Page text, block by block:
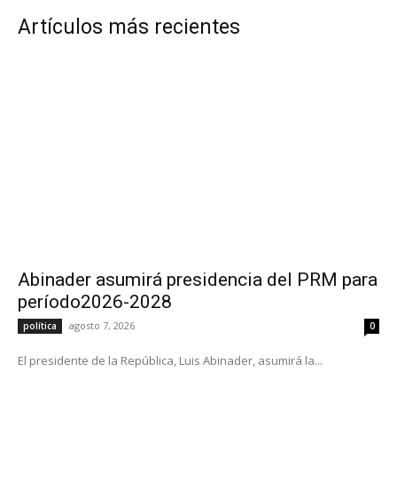
Artículos más recientes
Abinader asumirá presidencia del PRM para
período2026-2028
política agosto 7, 2026 0
El presidente de la República, Luis Abinader, asumirá la...